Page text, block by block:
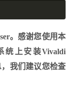
。感谢您使用本
统上安装Vivaldi
我们建议您检查